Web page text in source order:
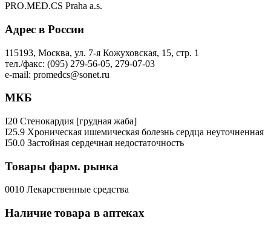
PRO.MED.CS Praha a.s.
Адрес в России
115193, Москва, ул. 7-я Кожуховская, 15, стр. 1
тел./факс: (095) 279-56-05, 279-07-03
e-mail: promedcs@sonet.ru
МКБ
I20 Стенокардия [грудная жаба]
I25.9 Хроническая ишемическая болезнь сердца неуточненная
I50.0 Застойная сердечная недостаточность
Товары фарм. рынка
0010 Лекарственные средства
Наличие товара в аптеках